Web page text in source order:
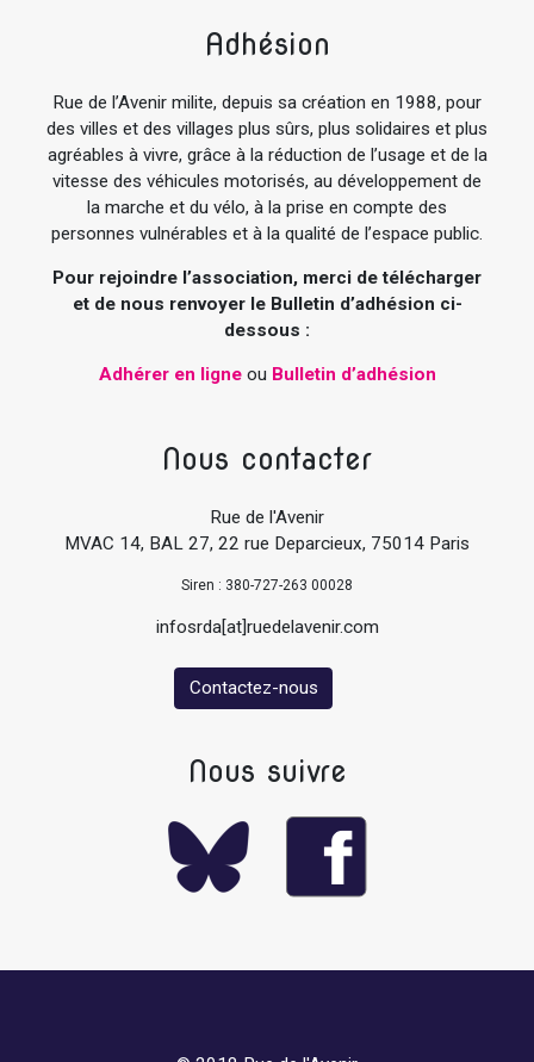
Adhésion
Rue de l’Avenir milite, depuis sa création en 1988, pour
des villes et des villages plus sûrs, plus solidaires et plus
agréables à vivre, grâce à la réduction de l’usage et de la
vitesse des véhicules motorisés, au développement de
la marche et du vélo, à la prise en compte des
personnes vulnérables et à la qualité de l’espace public.
Pour rejoindre l’association, merci de télécharger
et de nous renvoyer le Bulletin d’adhésion ci-
dessous :
Adhérer en ligneou Bulletin d’adhésion
Nous contacter
Rue de l'Avenir
MVAC 14, BAL 27, 22 rue Deparcieux, 75014 Paris
Siren : 380-727-263 00028
infosrda[at]ruedelavenir.com
Contactez-nous
Nous suivre